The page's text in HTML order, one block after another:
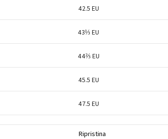
42.5 EU
43⅓ EU
44⅔ EU
45.5 EU
47.5 EU
Ripristina